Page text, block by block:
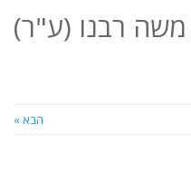
רבנו (ע"ר)
הבא »